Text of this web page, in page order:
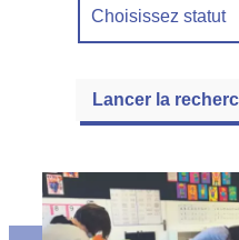
Choisissez statut